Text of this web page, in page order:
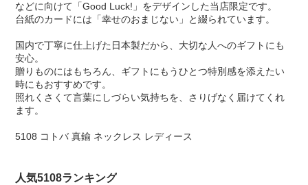
などに向けて「Good Luck!」をデザインした当店限定です。
台紙のカードには「幸せのおまじない」と綴られています。
国内で丁寧に仕上げた日本製だから、大切な人へのギフトにも
安心。
贈りものにはもちろん、ギフトにもうひとつ特別感を添えたい
時にもおすすめです。
照れくさくて言葉にしづらい気持ちを、さりげなく届けてくれ
ます。
5108 コトバ 真鍮 ネックレス レディース
人気5108ランキング